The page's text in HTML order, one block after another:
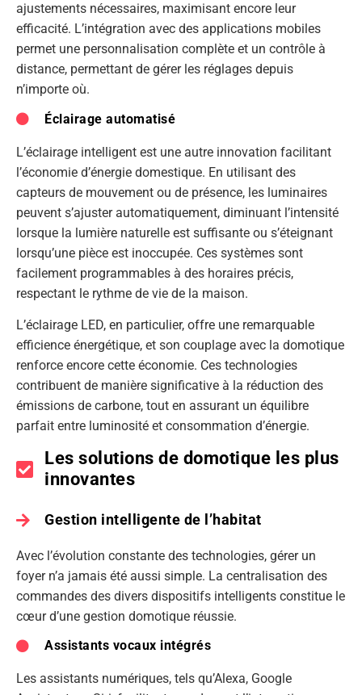
ajustements nécessaires, maximisant encore leur
efficacité. L’intégration avec des applications mobiles
permet une personnalisation complète et un contrôle à
distance, permettant de gérer les réglages depuis
n’importe où.
Éclairage automatisé
L’éclairage intelligent est une autre innovation facilitant
l’économie d’énergie domestique. En utilisant des
capteurs de mouvement ou de présence, les luminaires
peuvent s’ajuster automatiquement, diminuant l’intensité
lorsque la lumière naturelle est suffisante ou s’éteignant
lorsqu’une pièce est inoccupée. Ces systèmes sont
facilement programmables à des horaires précis,
respectant le rythme de vie de la maison.
L’éclairage LED, en particulier, offre une remarquable
efficience énergétique, et son couplage avec la domotique
renforce encore cette économie. Ces technologies
contribuent de manière significative à la réduction des
émissions de carbone, tout en assurant un équilibre
parfait entre luminosité et consommation d’énergie.
Les solutions de domotique les plus
innovantes
Gestion intelligente de l’habitat
Avec l’évolution constante des technologies, gérer un
foyer n’a jamais été aussi simple. La centralisation des
commandes des divers dispositifs intelligents constitue le
cœur d’une gestion domotique réussie.
Assistants vocaux intégrés
Les assistants numériques, tels qu’Alexa, Google